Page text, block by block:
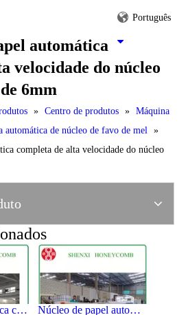
Português
automática
velocidade do núcleo
6mm
» Centro de produtos » Máquina
automática de núcleo de favo de mel »
completa de alta velocidade do núcleo
Máquina automática completa do núcleo do papel do favo de mel da eficiência elevada padrão Núcleo de papel automático completo padrão do favo de mel do CE que faz a máquina